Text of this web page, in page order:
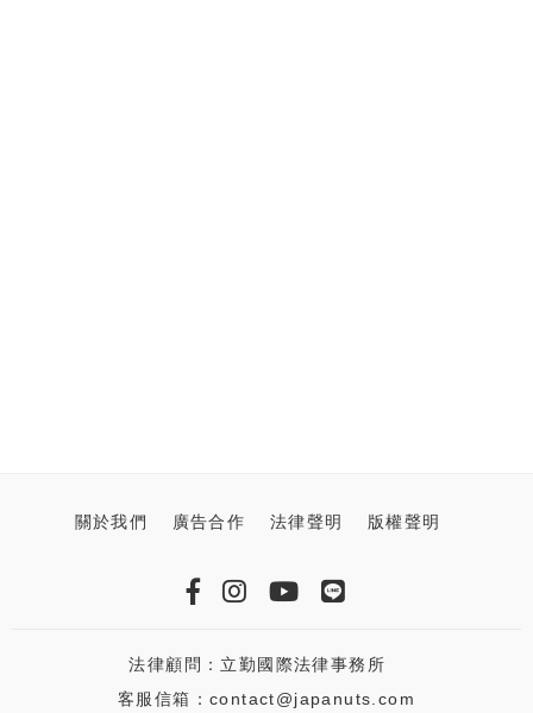
關於我們 廣告合作 法律聲明 版權聲明
法律顧問：立勤國際法律事務所
客服信箱：contact@japanuts.com